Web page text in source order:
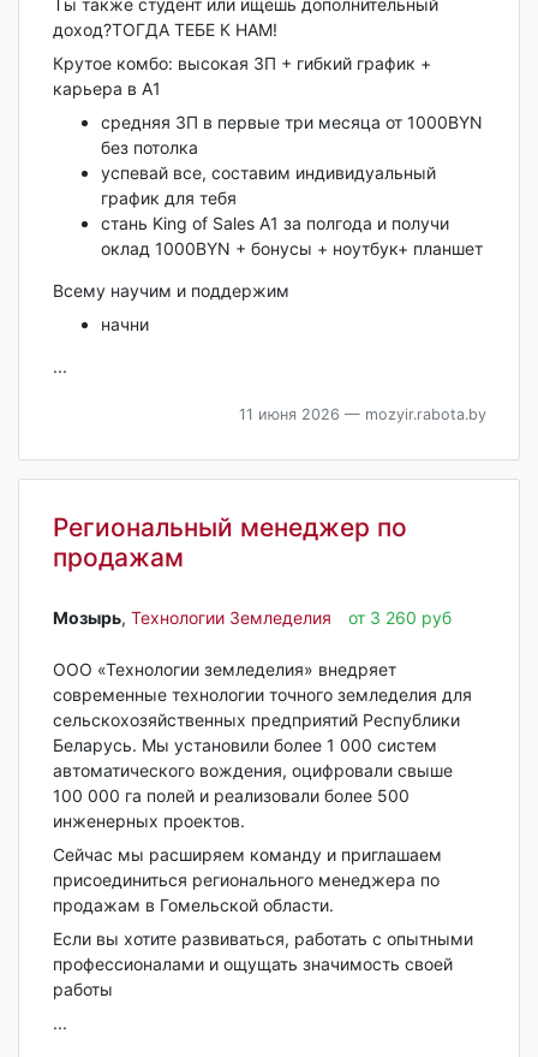
Ты также студент или ищешь дополнительный
доход?ТОГДА ТЕБЕ К НАМ!
Крутое комбо: высокая ЗП + гибкий график +
карьера в А1
средняя ЗП в первые три месяца от 1000BYN
без потолка
успевай все, составим индивидуальный
график для тебя
стань King of Sales А1 за полгода и получи
оклад 1000BYN + бонусы + ноутбук+ планшет
Всему научим и поддержим
начни
...
11 июня 2026 — mozyir.rabota.by
Региональный менеджер по
продажам
Мозырь‎, Технологии Земледелия от 3 260 руб
ООО «Технологии земледелия» внедряет
современные технологии точного земледелия для
сельскохозяйственных предприятий Республики
Беларусь. Мы установили более 1 000 систем
автоматического вождения, оцифровали свыше
100 000 га полей и реализовали более 500
инженерных проектов.
Сейчас мы расширяем команду и приглашаем
присоединиться регионального менеджера по
продажам в Гомельской области.
Если вы хотите развиваться, работать с опытными
профессионалами и ощущать значимость своей
работы
...